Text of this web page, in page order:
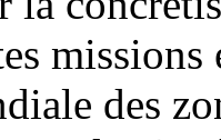
missions
des